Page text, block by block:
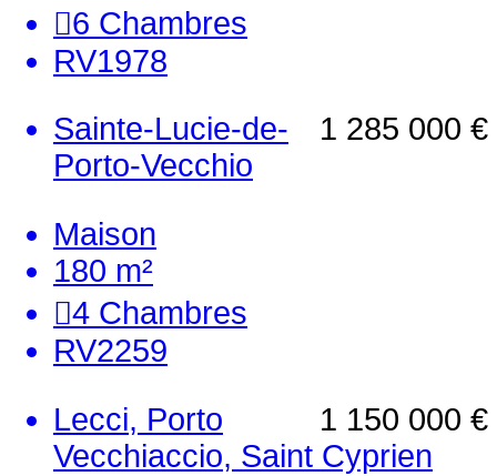
6 Chambres
RV1978
1 285 000 €
Sainte-Lucie-de-
Porto-Vecchio
Maison
180 m²
4 Chambres
RV2259
1 150 000 €
Lecci, Porto
Vecchiaccio, Saint Cyprien